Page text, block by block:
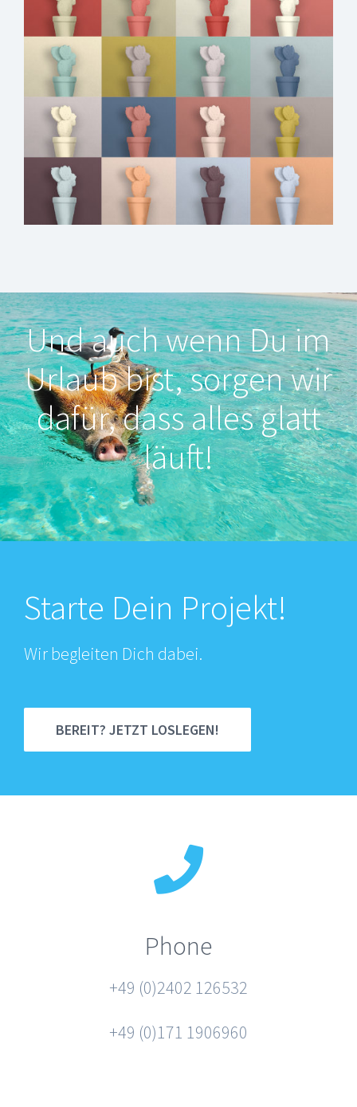
Und auch wenn Du im
Urlaub bist, sorgen wir
dafür, dass alles glatt
läuft!
Starte Dein Projekt!
Wir begleiten Dich dabei.
BEREIT? JETZT LOSLEGEN!
Phone
+49 (0)2402 126532
+49 (0)171 1906960